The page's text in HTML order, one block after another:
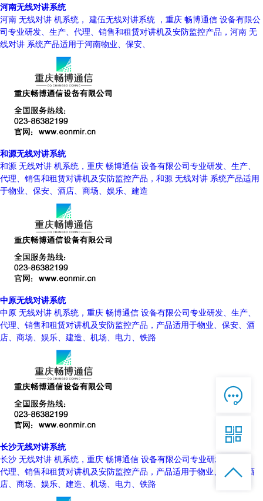
河南无线对讲系统
河南 无线对讲 机系统， 建伍无线对讲系统 ，重庆 畅博通信 设备有限公
司专业研发、生产、代理、销售和租赁对讲机及安防监控产品，河南 无
线对讲 系统产品适用于河南物业、保安、
和源无线对讲系统
和源 无线对讲 机系统，重庆 畅博通信 设备有限公司专业研发、生产、
代理、销售和租赁对讲机及安防监控产品，和源 无线对讲 系统产品适用
于物业、保安、酒店、商场、娱乐、建造
中原无线对讲系统
中原 无线对讲 机系统，重庆 畅博通信 设备有限公司专业研发、生产、
代理、销售和租赁对讲机及安防监控产品，产品适用于物业、保安、酒
店、商场、娱乐、建造、机场、电力、铁路
长沙无线对讲系统
长沙 无线对讲 机系统，重庆 畅博通信 设备有限公司专业研发、生产、
代理、销售和租赁对讲机及安防监控产品，产品适用于物业、保安、酒
店、商场、娱乐、建造、机场、电力、铁路



恭候聆听，023-86382199手机直接点击
拨打

